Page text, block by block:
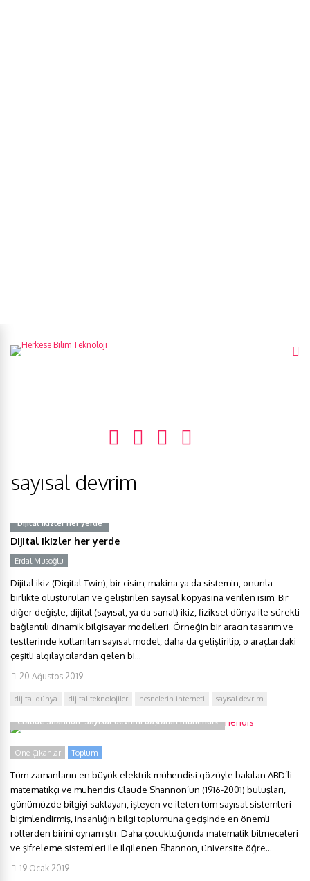
sayısal devrim
Dijital ikizler her yerde
Dijital ikizler her yerde
Erdal Musoğlu
Dijital ikiz (Digital Twin), bir cisim, makina ya da sistemin, onunla
birlikte oluşturulan ve geliştirilen sayısal kopyasına verilen isim. Bir
diğer değişle, dijital (sayısal, ya da sanal) ikiz, fiziksel dünya ile sürekli
bağlantılı dinamik bilgisayar modelleri. Örneğin bir aracın tasarım ve
testlerinde kullanılan sayısal model, daha da geliştirilip, o araçlardaki
çeşitli algılayıcılardan gelen bi...
20 Ağustos 2019
dijital dünya dijital teknolojiler nesnelerin interneti sayısal devrim
Claude Shannon: Sayısal devrimi başlatan mühendis
Öne Çıkanlar Toplum
Tüm zamanların en büyük elektrik mühendisi gözüyle bakılan ABD’li
matematikçi ve mühendis Claude Shannon’un (1916-2001) buluşları,
günümüzde bilgiyi saklayan, işleyen ve ileten tüm sayısal sistemleri
biçimlendirmiş, insanlığın bilgi toplumuna geçişinde en önemli
rollerden birini oynamıştır. Daha çocukluğunda matematik bilmeceleri
ve şifreleme sistemleri ile ilgilenen Shannon, üniversite öğre...
19 Ocak 2019